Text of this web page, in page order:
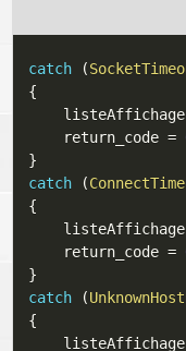
catch (
{
	listeAffichage
	return_code
=
}
catch
(
{
	listeAffichage
	return_code
=
}
catch
(
{
	listeAffichage